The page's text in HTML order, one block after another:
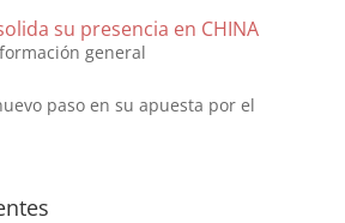
su presencia en CHINA
general
paso en su apuesta por el